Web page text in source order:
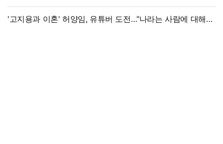
선택은
'고지용과 이혼' 허양임, 유튜버 도전…"나라는 사람에 대해